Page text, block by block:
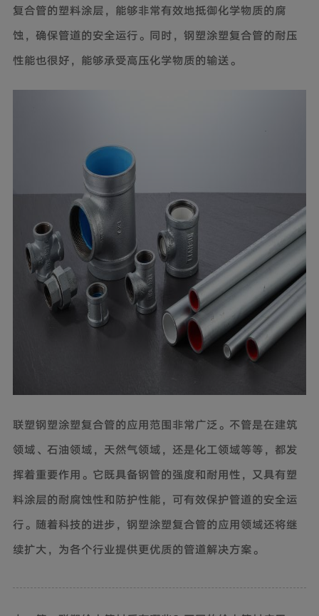
复合管的塑料涂层，能够非常有效地抵御化学物质的腐
蚀，确保管道的安全运行。同时，钢塑涂塑复合管的耐压
性能也很好，能够承受高压化学物质的输送。
联塑钢塑涂塑复合管的应用范围非常广泛。不管是在建筑
领域、石油领域，天然气领域，还是化工领域等等，都发
挥着重要作用。它既具备钢管的强度和耐用性，又具有塑
料涂层的耐腐蚀性和防护性能，可有效保护管道的安全运
行。随着科技的进步，钢塑涂塑复合管的应用领域还将继
续扩大，为各个行业提供更优质的管道解决方案。